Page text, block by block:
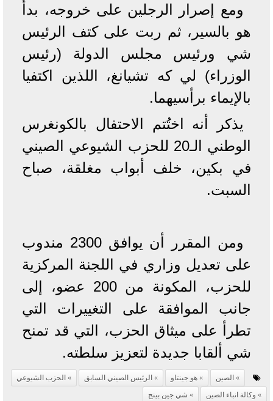
ومع إصرار الرجلين على خروجه، بدأ
هو بالسير، ثم ربت على كتف الرئيس
شي ورئيس مجلس الدولة (رئيس
الوزراء) لي كه تشيانغ، اللذين اكتفيا
بالإيماء برأسيهما.
يذكر أنه اختُتم الاحتفال بالكونغرس
الوطني الـ20 للحزب الشيوعي الصيني
في بكين، خلف أبواب مغلقة، صباح
السبت.
ومن المقرر أن يوافق 2300 مندوب
على تعديل وزاري في اللجنة المركزية
للحزب، المكونة من 200 عضو، إلى
جانب الموافقة على التغييرات التي
تطرأ على ميثاق الحزب، التي قد تمنح
شي ألقابا جديدة لتعزيز سلطته.
الصين هو جينتاو الرئيس الصيني السابق
الحزب الشيوعي
وكالة انباء الصين
شي جين بينج